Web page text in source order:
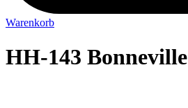
Warenkorb
HH-143 Bonneville